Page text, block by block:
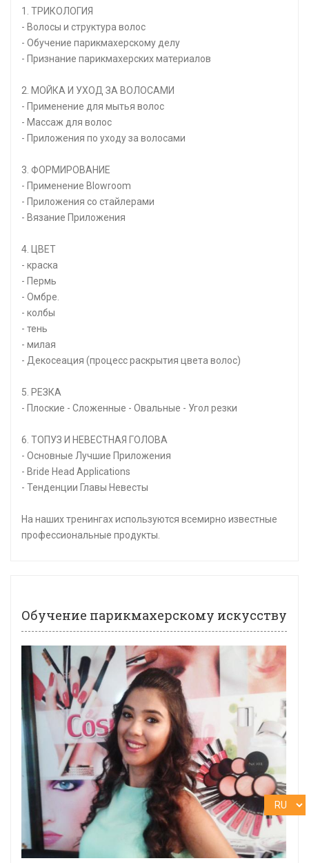
1. ТРИКОЛОГИЯ
- Волосы и структура волос
- Обучение парикмахерскому делу
- Признание парикмахерских материалов
2. МОЙКА И УХОД ЗА ВОЛОСАМИ
- Применение для мытья волос
- Массаж для волос
- Приложения по уходу за волосами
3. ФОРМИРОВАНИЕ
- Применение Blowroom
- Приложения со стайлерами
- Вязание Приложения
4. ЦВЕТ
- краска
- Пермь
- Омбре.
- колбы
- тень
- милая
- Декосеация (процесс раскрытия цвета волос)
5. РЕЗКА
- Плоские - Сложенные - Овальные - Угол резки
6. ТОПУЗ И НЕВЕСТНАЯ ГОЛОВА
- Основные Лучшие Приложения
- Bride Head Applications
- Тенденции Главы Невесты
На наших тренингах используются всемирно известные
профессиональные продукты.
Обучение парикмахерскому искусству